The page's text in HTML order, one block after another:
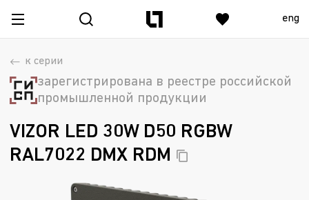
eng
к серии
зарегистрирована в реестре российской
промышленной продукции
VIZOR LED 30W D50 RGBW
RAL7022 DMX RDM